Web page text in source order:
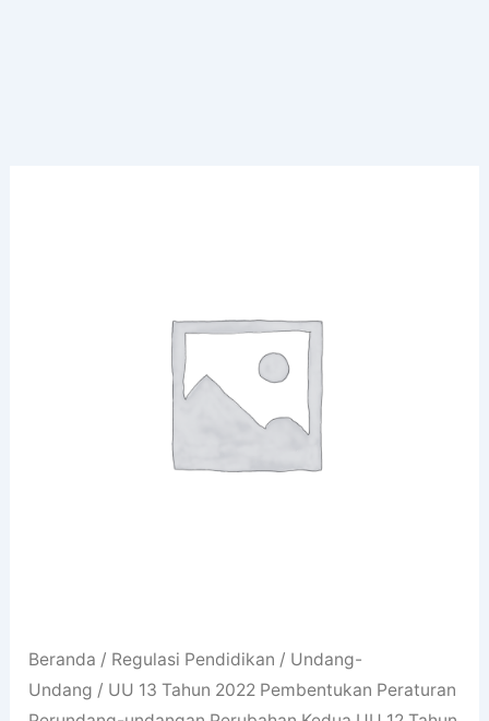
Beranda / Regulasi Pendidikan / Undang-
Undang / UU 13 Tahun 2022 Pembentukan Peraturan